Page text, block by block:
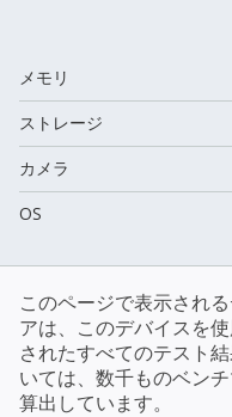
メモリ
ストレージ
カメラ
OS
このページで表示され
アは、このデバイスを
されたすべてのテスト
いては、数千ものベン
算出しています。